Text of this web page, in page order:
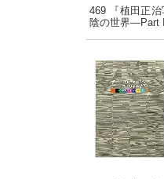
469 『植田正
陰の世界―Part